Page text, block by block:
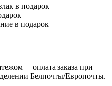
в подарок
в подарок
– оплата заказа при
Белпочты/Европочты.